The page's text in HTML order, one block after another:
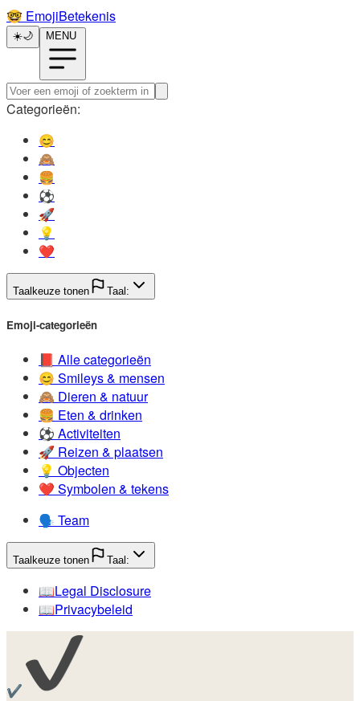
🤓️ EmojiBetekenis
☀️🌙 MENU
Categorieën:
😊️
🙈️
🍔️
⚽️
🚀️
💡️
❤️
Taalkeuze tonen Taal:
Emoji-categorieën
📕️ Alle categorieën
😊️ Smileys & mensen
🙈️ Dieren & natuur
🍔️ Eten & drinken
⚽️ Activiteiten
🚀️ Reizen & plaatsen
💡️ Objecten
❤️ Symbolen & tekens
🗣️ Team
Taalkeuze tonen Taal:
📖️Legal Disclosure
📖️Privacybeleid
✔️